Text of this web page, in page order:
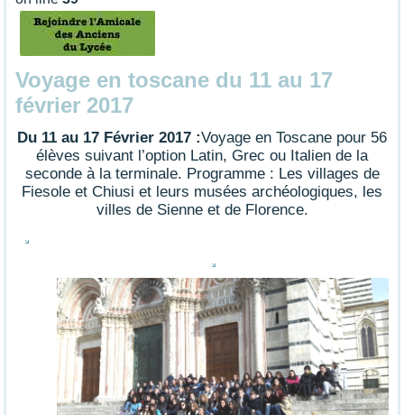
Voyage en toscane du 11 au 17
février 2017
Du 11 au 17 Février 2017 :Voyage en Toscane pour 56
élèves suivant l’option Latin, Grec ou Italien de la
seconde à la terminale. Programme : Les villages de
Fiesole et Chiusi et leurs musées archéologiques, les
villes de Sienne et de Florence.